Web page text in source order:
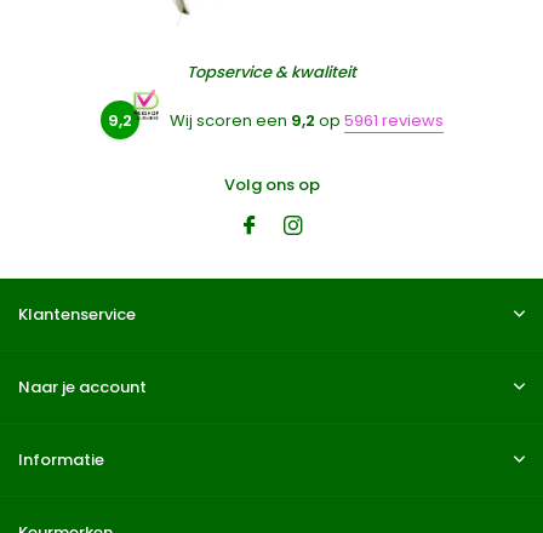
Topservice & kwaliteit
9,2 Wij scoren een 9,2 op 5961 reviews
Volg ons op
Klantenservice
Naar je account
Informatie